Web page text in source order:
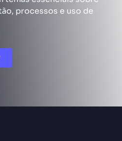
processos e uso de